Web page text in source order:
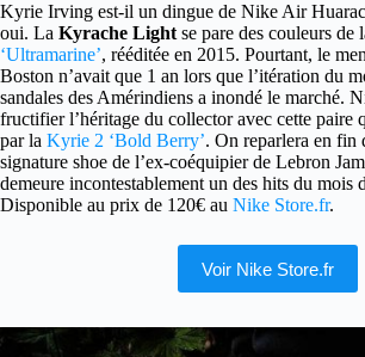
Kyrie Irving est-il un dingue de Nike Air
oui. La Kyrache Light se pare des couleurs de
‘Ultramarine’, rééditée en 2015. Pourtant, le
Boston n’avait que 1 an lors que l’itération du
sandales des Amérindiens a inondé le marché.
fructifier l’héritage du collector avec cette paire
par la Kyrie 2 ‘Bold Berry’. On reparlera en fin
signature shoe de l’ex-coéquipier de Lebron
demeure incontestablement un des hits du mois
Disponible au prix de 120€ au Nike Store.fr.
Voir Nike Store.fr